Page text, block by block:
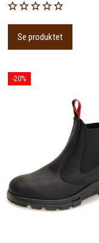
Se produktet
-20%